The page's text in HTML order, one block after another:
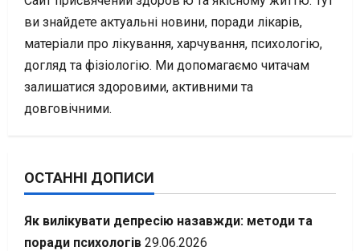
ви знайдете актуальні новини, поради лікарів,
матеріали про лікування, харчування, психологію,
догляд та фізіологію. Ми допомагаємо читачам
залишатися здоровими, активними та
довговічними.
ОСТАННІ ДОПИСИ
Як вилікувати депресію назавжди: методи та
поради психологів 29.06.2026